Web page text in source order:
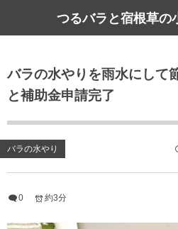
つるバラと宿根草の
バラの水やりを雨水にして
と補助金申請完了
バラの水やり
0 約3分